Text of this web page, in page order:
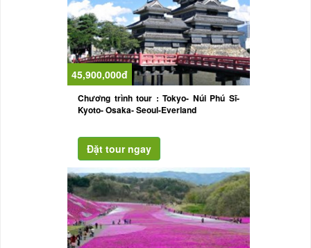
45,900,000đ
Chương trình tour : Tokyo- Núi Phú Sĩ-
Kyoto- Osaka- Seoul-Everland